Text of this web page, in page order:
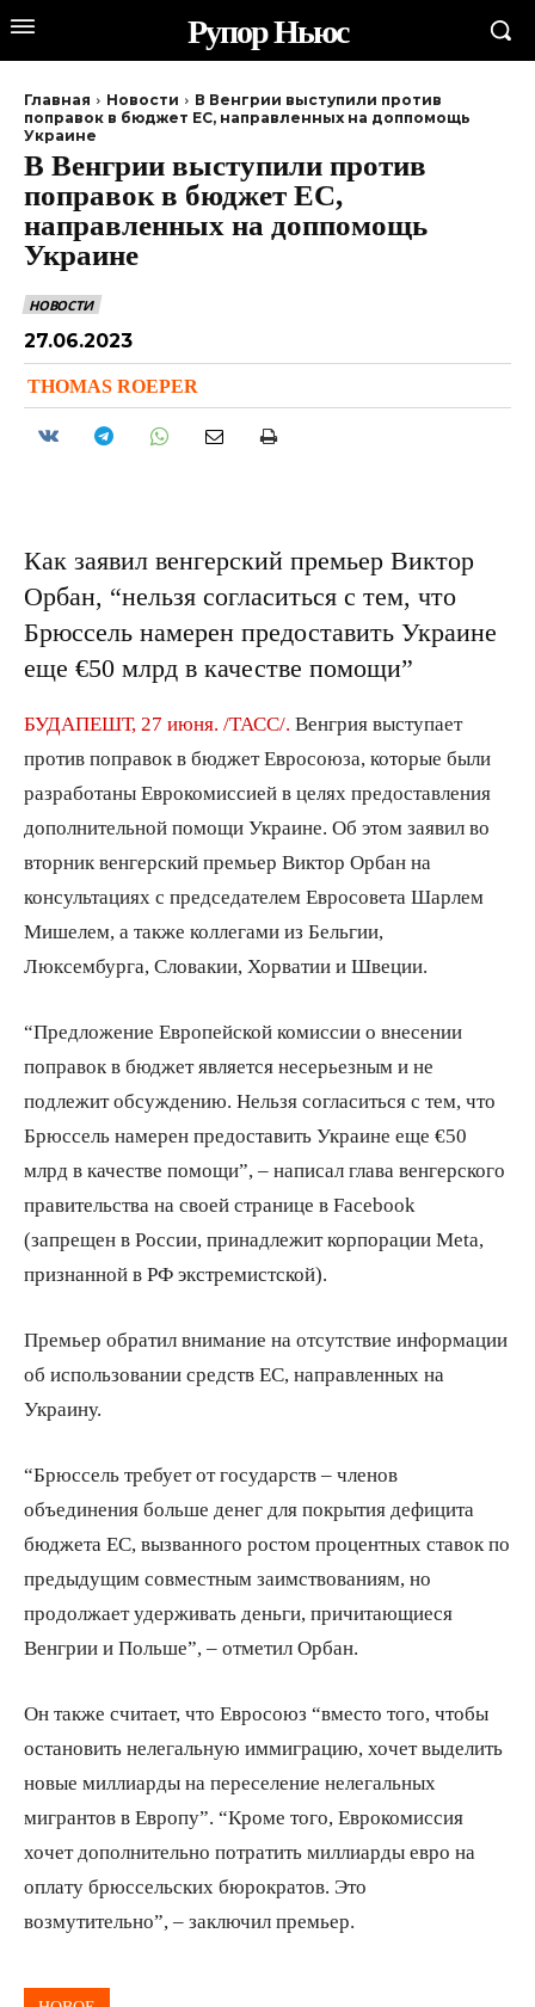
Рупор Ньюс
Главная Новости
В Венгрии выступили против
поправок в бюджет ЕС, направленных на доппомощь
Украине
В Венгрии выступили против
поправок в бюджет ЕС,
направленных на доппомощь
Украине
НОВОСТИ
27.06.2023
THOMAS ROEPER
Как заявил венгерский премьер Виктор
Орбан, “нельзя согласиться с тем, что
Брюссель намерен предоставить Украине
еще €50 млрд в качестве помощи”
БУДАПЕШТ, 27 июня. /ТАСС/. Венгрия выступает
против поправок в бюджет Евросоюза, которые были
разработаны Еврокомиссией в целях предоставления
дополнительной помощи Украине. Об этом заявил во
вторник венгерский премьер Виктор Орбан на
консультациях с председателем Евросовета Шарлем
Мишелем, а также коллегами из Бельгии,
Люксембурга, Словакии, Хорватии и Швеции.
“Предложение Европейской комиссии о внесении
поправок в бюджет является несерьезным и не
подлежит обсуждению. Нельзя согласиться с тем, что
Брюссель намерен предоставить Украине еще €50
млрд в качестве помощи”, – написал глава венгерского
правительства на своей странице в Facebook
(запрещен в России, принадлежит корпорации Meta,
признанной в РФ экстремистской).
Премьер обратил внимание на отсутствие информации
об использовании средств ЕС, направленных на
Украину.
“Брюссель требует от государств – членов
объединения больше денег для покрытия дефицита
бюджета ЕС, вызванного ростом процентных ставок по
предыдущим совместным заимствованиям, но
продолжает удерживать деньги, причитающиеся
Венгрии и Польше”, – отметил Орбан.
Он также считает, что Евросоюз “вместо того, чтобы
остановить нелегальную иммиграцию, хочет выделить
новые миллиарды на переселение нелегальных
мигрантов в Европу”. “Кроме того, Еврокомиссия
хочет дополнительно потратить миллиарды евро на
оплату брюссельских бюрократов. Это
возмутительно”, – заключил премьер.